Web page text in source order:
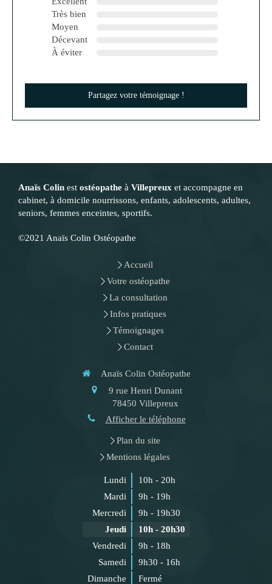
Très bien
Moyen
Décevant
À éviter
Partagez votre témoignage !
Anaïs Colin est ostéopathe à Villepreux et accompagne en
cabinet, à domicile nourrissons, enfants, adolescents, adultes,
seniors, femmes enceintes, sportifs.
©2021 Anaïs Colin Ostéopathe
Accueil
Votre ostéopathe
La consultation
Infos pratiques
Témoignages
Contact
Anaïs Colin Ostéopathe
9 rue Henri Dunant
78450 Villepreux
Afficher le téléphone
Plan du site
Mentions légales
Lundi
10h - 20h
Mardi
9h - 19h
Mercredi
9h - 19h30
Jeudi
10h - 20h30
Vendredi
9h - 18h
Samedi
9h30 - 16h
Dimanche
Fermé